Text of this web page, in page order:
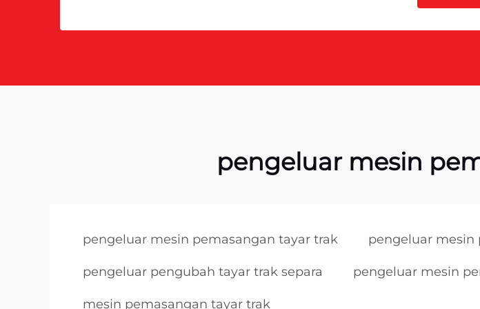
pengeluar mesin
pengeluar mesin pemasangan tayar trak pengeluar mesin
pengeluar pengubah tayar trak separa pengeluar mesin
mesin pemasangan tayar trak